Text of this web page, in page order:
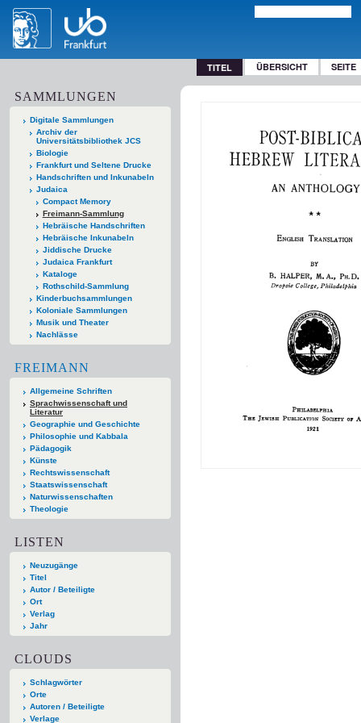
TITEL ÜBERSICHT SEITE
SAMMLUNGEN
Digitale Sammlungen
Archiv der
Universitätsbibliothek JCS
Biologie
Frankfurt und Seltene Drucke
Handschriften und Inkunabeln
Judaica
Compact Memory
Freimann-Sammlung
Hebräische Handschriften
Hebräische Inkunabeln
Jiddische Drucke
Judaica Frankfurt
Kataloge
Rothschild-Sammlung
Kinderbuchsammlungen
Koloniale Sammlungen
Musik und Theater
Nachlässe
FREIMANN
Allgemeine Schriften
Sprachwissenschaft und
Literatur
Geographie und Geschichte
Philosophie und Kabbala
Pädagogik
Künste
Rechtswissenschaft
Staatswissenschaft
Naturwissenschaften
Theologie
LISTEN
Neuzugänge
Titel
Autor / Beteiligte
Ort
Verlag
Jahr
CLOUDS
Schlagwörter
Orte
Autoren / Beteiligte
Verlage